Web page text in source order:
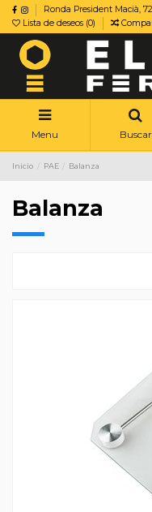
Ronda President Macià,
Lista de deseos (0)
Menu Buscar
Inicio PAE Balanza
Balanza